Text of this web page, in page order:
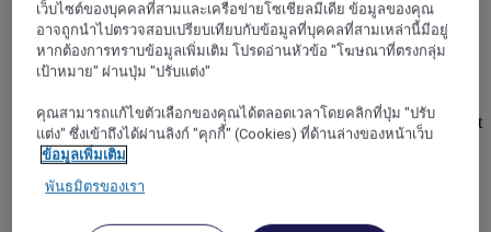
The extensive Manhattan Porto Alegre by Mercure is
strategically located in Moinhos de Vento. The hotel has large
rooms equipped with mini kitchen - perfect for long stays and
family accommodation - free for one child up to 12. Includes
additional leisure area with heated swimming pool, gym, area
for social and corporate events, plus the Quintanilha restaurant
specializing in comfort food.
4,0/5Rated 4,0 of 5
เว็บไซต์ของบุคคลที่สามและเครือข่ายโซเชียลมีเดีย ข้อมูลของคุณ
อาจถูกนำไปตรวจสอบเปรียบเทียบกับข้อมูลที่บุคคลที่สามเหล่านี้มีอยู่
หากต้องการทราบข้อมูลเพิ่มเติม โปรดอ่านหัวข้อ "โฆษณาที่ตรงกลุ่ม
เป้าหมาย" ผ่านปุ่ม "ปรับแต่ง"
คุณสามารถแก้ไขตัวเลือกของคุณได้ตลอดเวลาโดยคลิกที่ปุ่ม "ปรับ
แต่ง" ซึ่งเข้าถึงได้ผ่านลิงก์ "คุกกี้" (Cookies) ที่ด้านล่างของหน้าเว็บ
ข้อมูลเพิ่มเติม
พันธมิตรของเรา